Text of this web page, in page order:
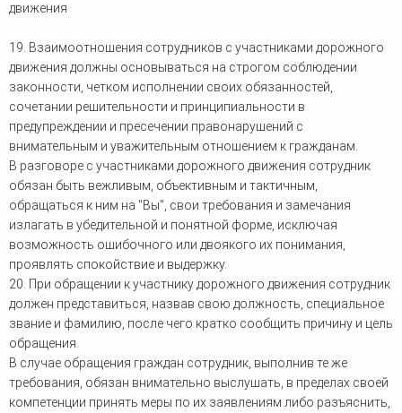
движения
19. Взаимоотношения сотрудников с участниками дорожного
движения должны основываться на строгом соблюдении
законности, четком исполнении своих обязанностей,
сочетании решительности и принципиальности в
предупреждении и пресечении правонарушений с
внимательным и уважительным отношением к гражданам.
В разговоре с участниками дорожного движения сотрудник
обязан быть вежливым, объективным и тактичным,
обращаться к ним на "Вы", свои требования и замечания
излагать в убедительной и понятной форме, исключая
возможность ошибочного или двоякого их понимания,
проявлять спокойствие и выдержку.
20. При обращении к участнику дорожного движения сотрудник
должен представиться, назвав свою должность, специальное
звание и фамилию, после чего кратко сообщить причину и цель
обращения.
В случае обращения граждан сотрудник, выполнив те же
требования, обязан внимательно выслушать, в пределах своей
компетенции принять меры по их заявлениям либо разъяснить,